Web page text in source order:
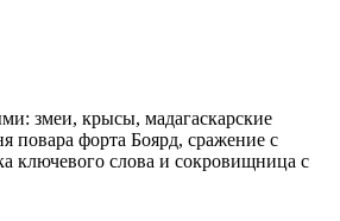
змеи, крысы, мадагаскарские
повара форта Боярд, сражение с
ключевого слова и сокровищница с